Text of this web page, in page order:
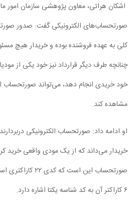
اشکان هراتی، معاون پژوهشی سازمان امور
صورتحساب‌های الکترونیکی گفت: صدور
کلی به عهده فروشنده بوده و خریدار هیچ
چنانچه طرف دیگر قرارداد نیز خود یکی از
خود خریدی انجام دهد، می‌تواند صورتحساب
مشاهده کند.
او ادامه داد: صورتحساب الکترونیکی
خریدار می‌داند که از یک مودی واقعی خرید
۶ کاراکتر آن به کد شناسه یکتا اشاره دارد.